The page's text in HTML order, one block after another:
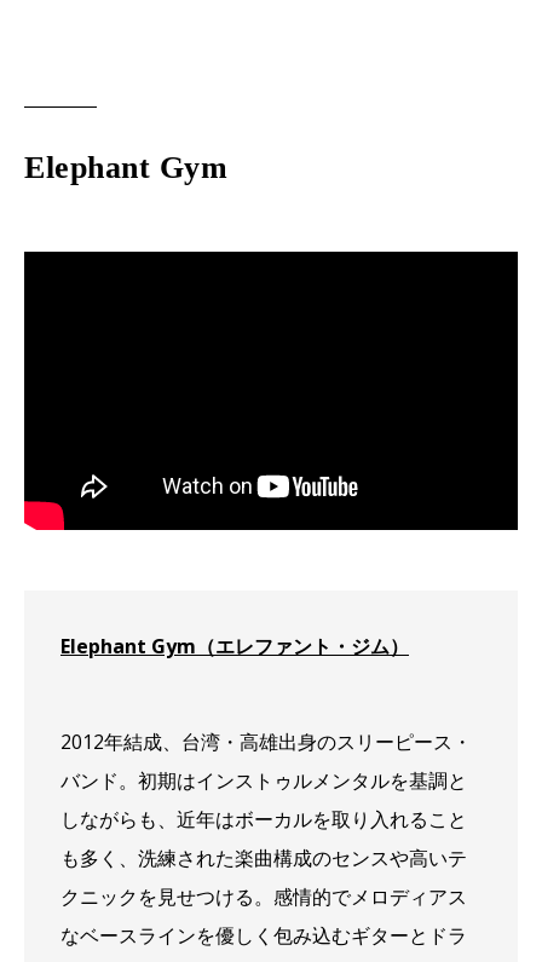
Elephant Gym
Elephant Gym（エレファント・ジム）
2012年結成、台湾・高雄出身のスリーピース・
バンド。初期はインストゥルメンタルを基調と
しながらも、近年はボーカルを取り入れること
も多く、洗練された楽曲構成のセンスや高いテ
クニックを見せつける。感情的でメロディアス
なベースラインを優しく包み込むギターとドラ